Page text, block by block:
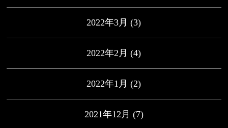
2022年3月 (3)
2022年2月 (4)
2022年1月 (2)
2021年12月 (7)